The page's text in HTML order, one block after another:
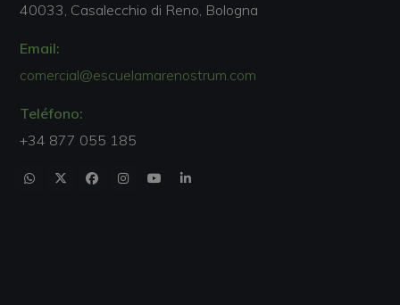
40033, Casalecchio di Reno, Bologna
Email:
comercial@escuelamarenostrum.com
Teléfono:
+34 877 055 185